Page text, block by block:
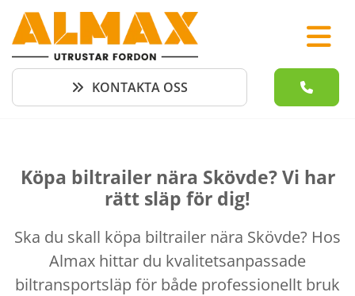
KONTAKTA OSS
Köpa biltrailer nära Skövde? Vi har
rätt släp för dig!
Ska du skall köpa biltrailer nära Skövde? Hos
Almax hittar du kvalitetsanpassade
biltransportsläp för både professionellt bruk